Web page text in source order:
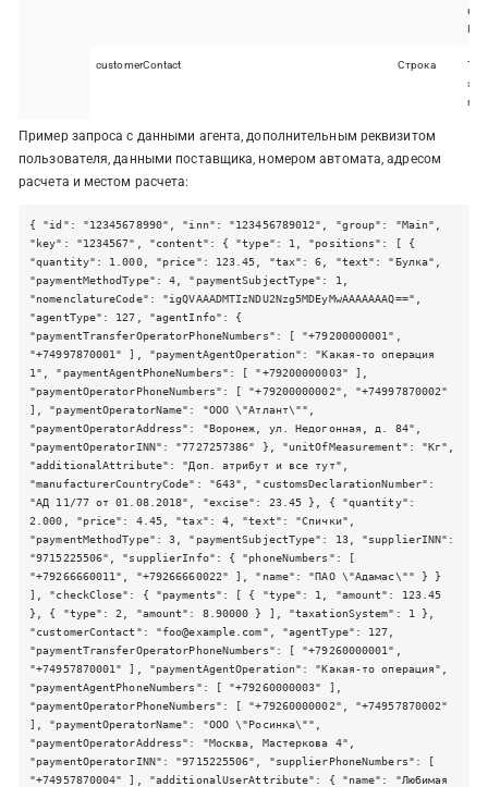
customerContact Строка
Пример запроса с данными агента, дополнительным реквизитом
пользователя, данными поставщика, номером автомата, адресом
расчета и местом расчета:
{ "id": "12345678990", "inn": "123456789012", "group": "Main",
"key": "1234567", "content": { "type": 1, "positions": [ {
"quantity": 1.000, "price": 123.45, "tax": 6, "text": "Булка",
"paymentMethodType": 4, "paymentSubjectType": 1,
"nomenclatureCode": "igQVAAADMTIzNDU2Nzg5MDEyMwAAAAAAAQ==",
"agentType": 127, "agentInfo": {
"paymentTransferOperatorPhoneNumbers": [ "+79200000001",
"+74997870001" ], "paymentAgentOperation": "Какая-то операция
1", "paymentAgentPhoneNumbers": [ "+79200000003" ],
"paymentOperatorPhoneNumbers": [ "+79200000002", "+74997870002"
], "paymentOperatorName": "ООО \"Атлант\"",
"paymentOperatorAddress": "Воронеж, ул. Недогонная, д. 84",
"paymentOperatorINN": "7727257386" }, "unitOfMeasurement": "Кг",
"additionalAttribute": "Доп. атрибут и все тут",
"manufacturerCountryCode": "643", "customsDeclarationNumber":
"АД 11/77 от 01.08.2018", "excise": 23.45 }, { "quantity":
2.000, "price": 4.45, "tax": 4, "text": "Спички",
"paymentMethodType": 3, "paymentSubjectType": 13, "supplierINN":
"9715225506", "supplierInfo": { "phoneNumbers": [
"+79266660011", "+79266660022" ], "name": "ПАО \"Адамас\"" } }
], "checkClose": { "payments": [ { "type": 1, "amount": 123.45
}, { "type": 2, "amount": 8.90000 } ], "taxationSystem": 1 },
"customerContact": "foo@example.com", "agentType": 127,
"paymentTransferOperatorPhoneNumbers": [ "+79260000001",
"+74957870001" ], "paymentAgentOperation": "Какая-то операция",
"paymentAgentPhoneNumbers": [ "+79260000003" ],
"paymentOperatorPhoneNumbers": [ "+79260000002", "+74957870002"
], "paymentOperatorName": "ООО \"Росинка\"",
"paymentOperatorAddress": "Москва, Мастеркова 4",
"paymentOperatorINN": "9715225506", "supplierPhoneNumbers": [
"+74957870004" ], "additionalUserAttribute": { "name": "Любимая